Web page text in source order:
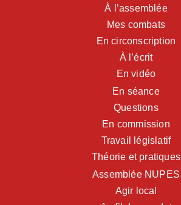
À l’assemblée
Mes combats
En circonscription
À l’écrit
En vidéo
En séance
Questions
En commission
Travail législatif
Théorie et pratiques
Assemblée NUPES
Agir local